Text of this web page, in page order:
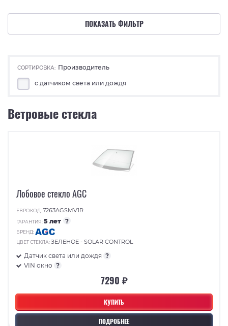
ПОКАЗАТЬ ФИЛЬТР
СОРТИРОВКА: Производитель
с датчиком света или дождя
Ветровые стекла
КУПИТЬ
ПОДРОБНЕЕ
Лобовое стекло AGC
ЕВРОКОД:7263AGSMV1R
ГАРАНТИЯ:5 лет ?
БРЕНД:
ЦВЕТ СТЕКЛА:ЗЕЛЕНОЕ - SOLAR CONTROL
Датчик света или дождя ?
VIN окно ?
7290 ₽